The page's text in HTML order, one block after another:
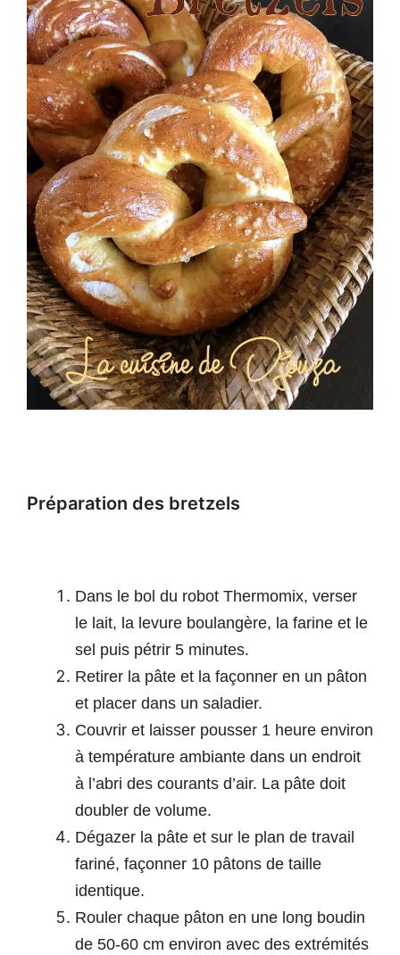
Préparation des bretzels
Dans le bol du robot Thermomix, verser
le lait, la levure boulangère, la farine et le
sel puis pétrir 5 minutes.
Retirer la pâte et la façonner en un pâton
et placer dans un saladier.
Couvrir et laisser pousser 1 heure environ
à température ambiante dans un endroit
à l’abri des courants d’air. La pâte doit
doubler de volume.
Dégazer la pâte et sur le plan de travail
fariné, façonner 10 pâtons de taille
identique.
Rouler chaque pâton en une long boudin
de 50-60 cm environ avec des extrémités